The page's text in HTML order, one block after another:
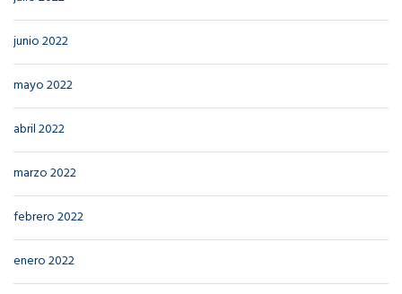
junio 2022
mayo 2022
abril 2022
marzo 2022
febrero 2022
enero 2022